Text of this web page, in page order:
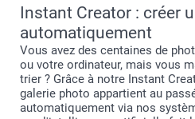
format
Instant Creator : créer
automatiquement
Vous avez des centaines de
ou votre ordinateur, mais vous
trier ? Grâce à notre Instant
galerie photo appartient au
automatiquement via nos